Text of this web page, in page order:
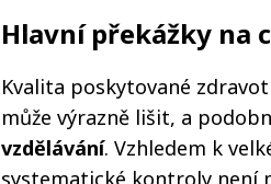
Hlavní překážky na
Kvalita poskytované
může výrazně lišit, a
vzdělávání. Vzhledem k
systematické kontroly není